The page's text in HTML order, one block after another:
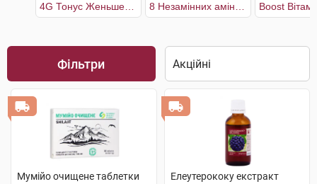
Фільтри
Мумійо очищене таблетки
Елеутерококу екстракт